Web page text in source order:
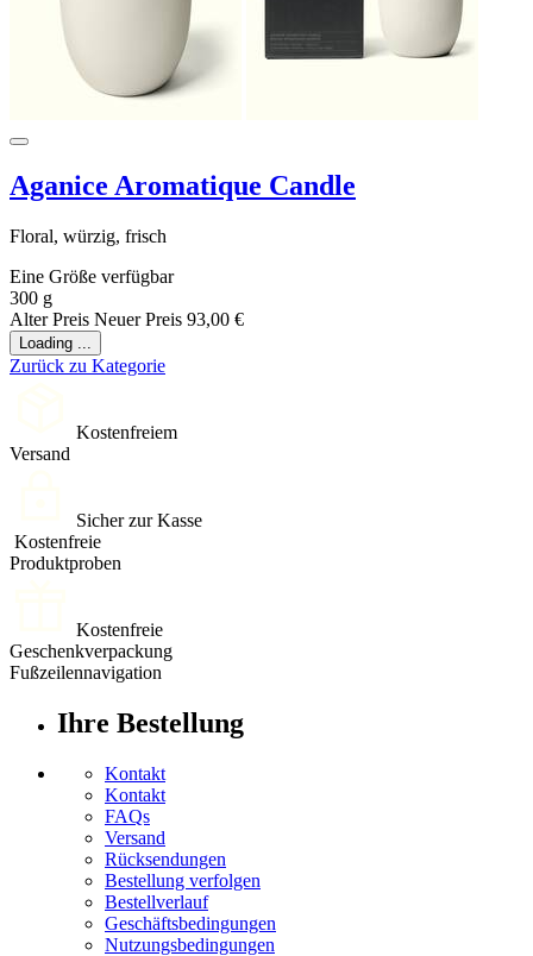
Aganice Aromatique Candle
Floral, würzig, frisch
Eine Größe verfügbar
300 g
Alter Preis Neuer Preis 93,00 €
Loading ...
Zurück zu Kategorie
Kostenfreiem
Versand
Sicher zur Kasse
Kostenfreie
Produktproben
Kostenfreie
Geschenkverpackung
Fußzeilennavigation
Ihre Bestellung
Kontakt
Kontakt
FAQs
Versand
Rücksendungen
Bestellung verfolgen
Bestellverlauf
Geschäftsbedingungen
Nutzungsbedingungen